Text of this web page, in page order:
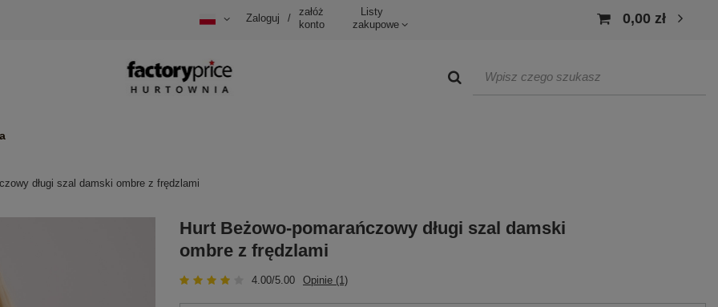
Zaloguj /
załóż
konto
Listy
zakupowe
0,00 zł
długi szal damski ombre z frędzlami
Hurt Beżowo-pomarańczowy długi szal damski
ombre z frędzlami
4.00/5.00 Opinie (1)